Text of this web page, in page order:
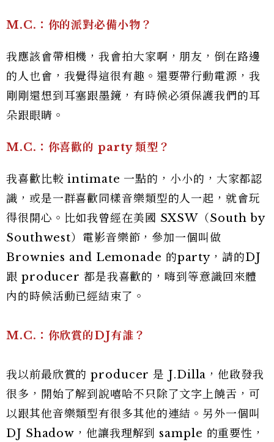
M.C.：你的派對必備小物？
我應該會帶相機，我會拍大家啊，朋友，倒在路邊
的人也會，我覺得這很有趣。還要帶行動電源，我
剛剛還想到耳塞跟墨鏡，有時候必須保護我們的耳
朵跟眼睛。
M.C.：你喜歡的 party 類型？
我喜歡比較 intimate 一點的，小小的，大家都認
識，或是一群喜歡同樣音樂類型的人一起，就會玩
得很開心。比如我曾經在美國 SXSW（South by
Southwest）電影音樂節，參加一個叫做
Brownies and Lemonade 的party，請的DJ
跟 producer 都是我喜歡的，嗨到等意識回來體
內的時候活動已經結束了。
M.C.：你欣賞的DJ有誰？
我以前最欣賞的 producer 是 J.Dilla，他啟發我
很多，開始了解到說嘻哈不只除了文字上饒舌，可
以跟其他音樂類型有很多其他的連結。另外一個叫
DJ Shadow，他讓我理解到 sample 的重要性，